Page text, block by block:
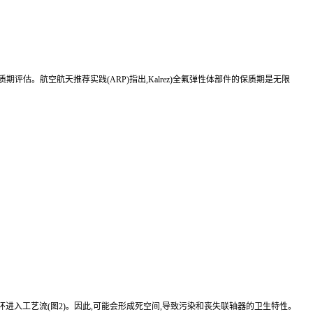
评估。航空航天推荐实践(ARP)指出,Kalrez)全氟弹性体部件的保质期是无限
入工艺流(图2)。因此,可能会形成死空间,导致污染和丧失联轴器的卫生特性。